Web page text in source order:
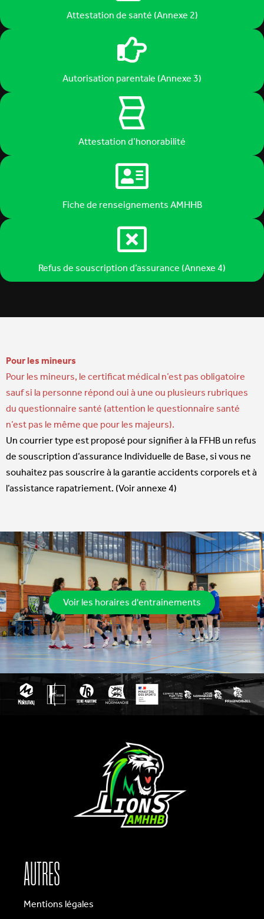
Attestation de santé (Annexe 2)
Autorisation parentale (Annexe 3)
Attestation d’honorabilité
Fiche de renseignements AMHHB
Refus de souscription d’assurance (Annexe 4)
Pour les mineurs
Pour les mineurs, le certificat médical n’est pas obligatoire
sauf si la personne répond oui à une ou plusieurs rubriques
du questionnaire santé (attention le questionnaire santé
n’est pas le même que pour les majeurs).
Un courrier type est proposé pour signifier à la FFHB un refus
de souscription d’assurance Individuelle de Base, si vous ne
souhaitez pas souscrire à la garantie accidents corporels et à
l’assistance rapatriement. (Voir annexe 4)
Voir les horaires d'entrainements
AUTRES
Mentions légales